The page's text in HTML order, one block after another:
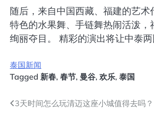
随后，来自中国西藏、福建的艺
特色的水果舞、手链舞热闹活泼
绚丽夺目。 精彩的演出将让中泰
泰国新闻
Tagged 新春, 春节, 曼谷, 欢乐, 泰国
文3天时间怎么玩清迈这座小城值得去吗？